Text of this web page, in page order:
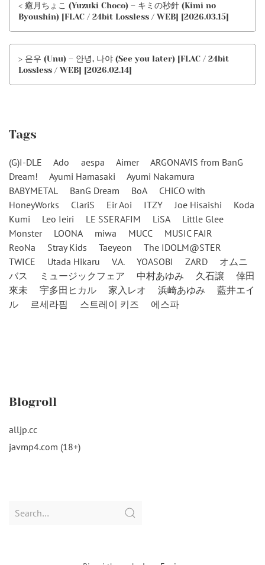
< 癒月ちょこ (Yuzuki Choco) – キミの秒針 (Kimi no
Byoushin) [FLAC / 24bit Lossless / WEB] [2026.03.15]
> 은우 (Unu) – 안녕, 나야 (See you later) [FLAC / 24bit
Lossless / WEB] [2026.02.14]
Tags
(G)I-DLE Ado aespa Aimer
ARGONAVIS from BanG
Dream!
Ayumi Hamasaki
Ayumi Nakamura
BABYMETAL
BanG Dream BoA
CHiCO with
HoneyWorks
ClariS Eir Aoi ITZY Joe Hisaishi
Koda
Kumi
Leo Ieiri LE SSERAFIM LiSA
Little Glee
Monster
LOONA miwa MUCC
MUSIC FAIR
ReoNa
Stray Kids Taeyeon
The IDOLM@STER
TWICE
Utada Hikaru V.A. YOASOBI ZARD
オムニ
バス
ミュージックフェア 中村あゆみ 久石譲
倖田
來未
宇多田ヒカル 家入レオ 浜崎あゆみ
藍井エイ
ル
르세라핌 스트레이 키즈 에스파
Blogroll
alljp.cc
javmp4.com (18+)
Search